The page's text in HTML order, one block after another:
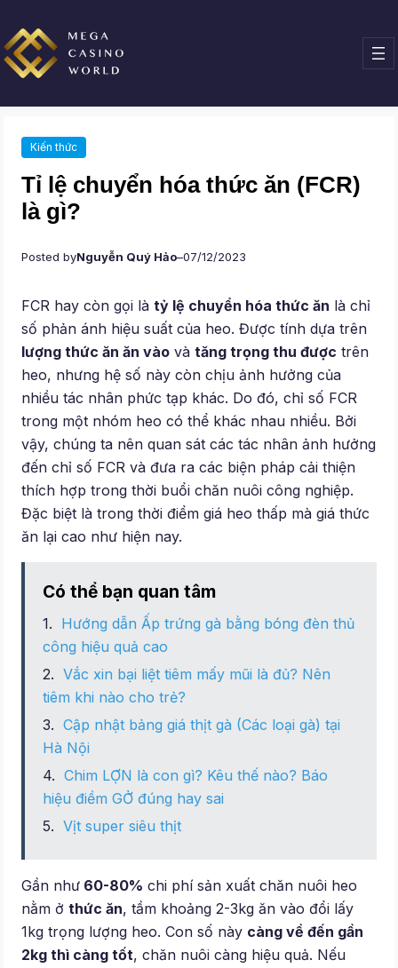
đến
phần
nội
dung
Kiến thức
Tỉ lệ chuyển hóa thức ăn (FCR)
là gì?
Posted byNguyễn Quý Hảo–07/12/2023
FCR hay còn gọi làtỷ lệ chuyển hóa thức ăn là chỉ
số phản ánh hiệu suất của heo. Được tính dựa trên
lượng thức ăn ăn vào vàtăng trọng thu được trên
heo, nhưng hệ số này còn chịu ảnh hưởng của
nhiều tác nhân phức tạp khác. Do đó, chỉ số FCR
trong một nhóm heo có thể khác nhau nhiều. Bởi
vậy, chúng ta nên quan sát các tác nhân ảnh hưởng
đến chỉ số FCR và đưa ra các biện pháp cải thiện
thích hợp trong thời buổi chăn nuôi công nghiệp.
Đặc biệt là trong thời điểm giá heo thấp mà giá thức
ăn lại cao như hiện nay.
Có thể bạn quan tâm
Hướng dẫn Ấp trứng gà bằng bóng đèn thủ
công hiệu quả cao
Vắc xin bại liệt tiêm mấy mũi là đủ? Nên
tiêm khi nào cho trẻ?
Cập nhật bảng giá thịt gà (Các loại gà) tại
Hà Nội
Chim LỢN là con gì? Kêu thế nào? Báo
hiệu điềm GỞ đúng hay sai
Vịt super siêu thịt
Gần như 60-80% chi phí sản xuất chăn nuôi heo
nằm ởthức ăn, tầm khoảng 2-3kg ăn vào đổi lấy
1kg trọng lượng heo. Con số này càng về đến gần
2kg thì càng tốt, chăn nuôi càng hiệu quả. Nếu